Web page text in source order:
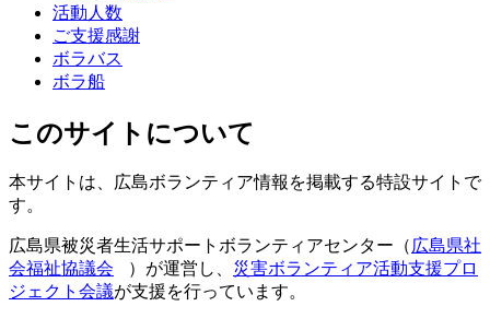
活動人数
ご支援感謝
ボラバス
ボラ船
このサイトについて
本サイトは、広島ボランティア情報を掲載する特設サイトで
す。
広島県被災者生活サポートボランティアセンター（広島県社
会福祉協議会
）が運営し、 災害ボランティア活動支援プロ
ジェクト会議が支援を行っています。